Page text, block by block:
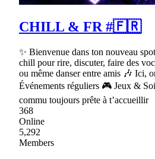
CHILL & FR #🇫🇷
✨ Bienvenue dans ton nouveau
chill pour rire, discuter, faire des
ou même danser entre amis 🎶 Ici,
Événements réguliers 🎮 Jeux &
commu toujours prête à t’accueillir
368
Online
5,292
Members